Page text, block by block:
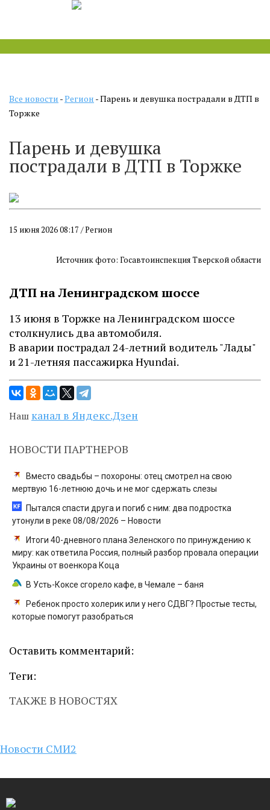
Все новости -Регион - Парень и девушка пострадали в ДТП в
Торжке
Парень и девушка
пострадали в ДТП в Торжке
15 июня 2026 08:17 / Регион
Источник фото: Госавтоинспекция Тверской области
ДТП на Ленинградском шоссе
13 июня в Торжке на Ленинградском шоссе
столкнулись два автомобиля.
В аварии пострадал 24-летний водитель "Лады"
и 21-летняя пассажирка Hyundai.
Наш канал в Яндекс.Дзен
НОВОСТИ ПАРТНЕРОВ
Вместо свадьбы – похороны: отец смотрел на свою
мертвую 16-летнюю дочь и не мог сдержать слезы
Пытался спасти друга и погиб с ним: два подростка
утонули в реке 08/08/2026 – Новости
Итоги 40-дневного плана Зеленского по принуждению к
миру: как ответила Россия, полный разбор провала операции
Украины от военкора Коца
В Усть-Коксе сгорело кафе, в Чемале – баня
Ребенок просто холерик или у него СДВГ? Простые тесты,
которые помогут разобраться
Оставить комментарий:
Теги:
ТАКЖЕ В НОВОСТЯХ
Новости СМИ2